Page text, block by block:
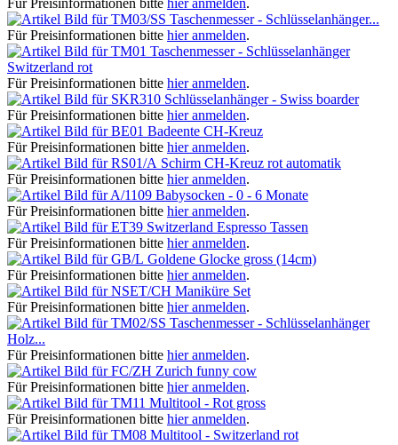
Taschenmesser - Schlüsselanhänger...
Für Preisinformationen bitte hier anmelden.
Taschenmesser - Schlüsselanhänger
Switzerland rot
Für Preisinformationen bitte hier anmelden.
Schlüsselanhänger - Swiss boarder
Für Preisinformationen bitte hier anmelden.
Badeente CH-Kreuz
Für Preisinformationen bitte hier anmelden.
Schirm CH-Kreuz rot automatik
Für Preisinformationen bitte hier anmelden.
Babysocken - 0 - 6 Monate
Für Preisinformationen bitte hier anmelden.
Switzerland Espresso Tassen
Für Preisinformationen bitte hier anmelden.
Goldene Glocke gross (14cm)
Für Preisinformationen bitte hier anmelden.
Maniküre Set
Für Preisinformationen bitte hier anmelden.
Taschenmesser - Schlüsselanhänger
Holz...
Für Preisinformationen bitte hier anmelden.
Zurich funny cow
Für Preisinformationen bitte hier anmelden.
Multitool - Rot gross
Für Preisinformationen bitte hier anmelden.
Multitool - Switzerland rot